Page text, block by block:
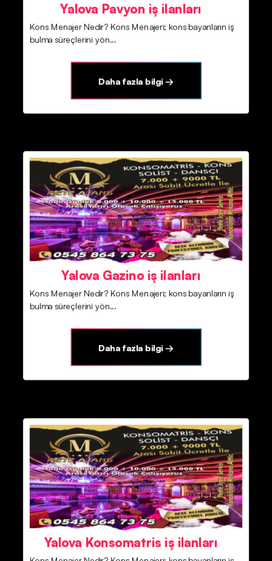
Yalova Pavyon iş ilanları
Kons Menajer Nedir? Kons Menajeri; kons bayanların iş
bulma süreçlerini yön...
Daha fazla bilgi →
Yalova Gazino iş ilanları
Kons Menajer Nedir? Kons Menajeri; kons bayanların iş
bulma süreçlerini yön...
Daha fazla bilgi →
Yalova Konsomatris iş ilanları